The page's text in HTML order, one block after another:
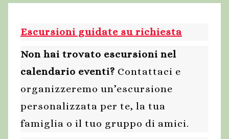
Escursioni guidate su richiesta
Non hai trovato escursioni nel
calendario eventi? Contattaci e
organizzeremo un’escursione
personalizzata per te, la tua
famiglia o il tuo gruppo di amici.